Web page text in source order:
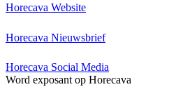
Horecava Website
Horecava Nieuwsbrief
Horecava Social Media
Word exposant op Horecava